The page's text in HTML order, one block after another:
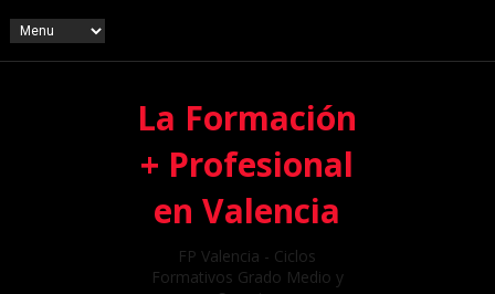
La Formación
+ Profesional
en Valencia
FP Valencia - Ciclos
Formativos Grado Medio y